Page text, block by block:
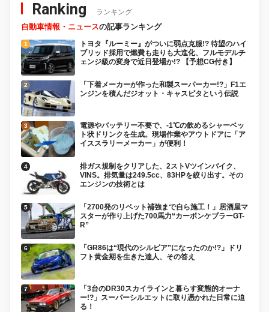
Ranking ランキング
自動車情報・ニュースの記事ランキング
トヨタ『ルーミー』がついに弱点克服!? 待望のハイ
ブリッド採用で燃費も走りも大進化、フルモデルチ
ェンジ級の変身で近日登場か!? 【予想CG付き】
「下着メーカーが作った和製スーパーカー!?」F1エ
ンジンを積んだジオット・キャスピタという伝説
電源やバッテリー不要で、-1℃の飲めるシャーベッ
ト状ドリンクを生成。現場作業やアウトドアに「ア
イススラリーメーカー」が便利！
排ガス規制をクリアした、2ストVツインバイク、
VINS。排気量は249.5cc、83HPを絞り出す。その
エンジンの技術とは
「2700発のリベット補強まで自ら施工！」居酒屋マ
スターが作り上げた700馬力“カーボンケブラーGT-
R”
「GR86は“現代のシルビア”になったのか!?」ドリ
フト黄金期を生きた達人、その答え
「3台のDR30スカイラインと暮らす変態的オーナ
ー!?」スーパーシルエットに取り憑かれた日常に迫
る！